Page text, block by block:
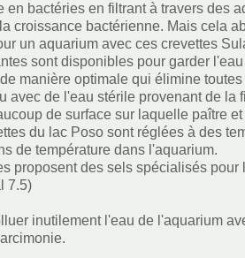
en bactéries en filtrant à travers des
croissance bactérienne. Mais cela
un aquarium avec ces crevettes
sont disponibles pour garder
manière optimale qui élimine
avec de l'eau stérile provenant de
de surface sur laquelle paître
du lac Poso sont réglées à des
de température dans l'aquarium.
proposent des sels spécialisés
7.5)
inutilement l'eau de l'aquarium